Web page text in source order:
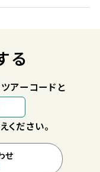
る
アーコードと
ださい。
せ